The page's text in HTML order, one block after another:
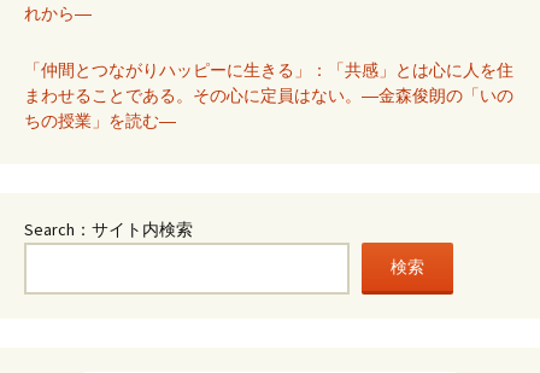
れから―
「仲間とつながりハッピーに生きる」：「共感」とは心に人を住
まわせることである。その心に定員はない。―金森俊朗の「いの
ちの授業」を読む―
Search：サイト内検索
検索